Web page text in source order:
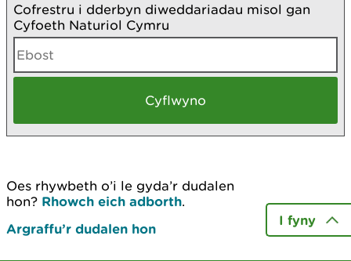
Cofrestru i dderbyn diweddariadau misol gan
Cyfoeth Naturiol Cymru
Oes rhywbeth o’i le gyda’r dudalen
hon? Rhowch eich adborth.
Argraffu’r dudalen hon
I fyny